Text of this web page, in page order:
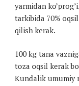
yarmidan
tarkibida 70%
qilish kerak.
100 kg tana
toza oqsil kerak
Kundalik umumiy